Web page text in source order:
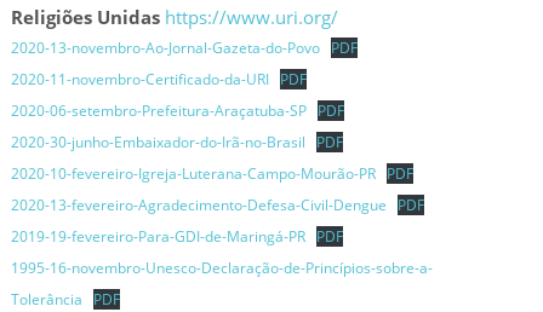
Religiões Unidas https://www.uri.org/
2020-13-novembro-Ao-Jornal-Gazeta-do-Povo PDF
2020-11-novembro-Certificado-da-URI PDF
2020-06-setembro-Prefeitura-Araçatuba-SP PDF
2020-30-junho-Embaixador-do-Irã-no-Brasil
PDF
2020-10-fevereiro-Igreja-Luterana-Campo-Mourão-PR PDF
2020-13-fevereiro-Agradecimento-Defesa-Civil-Dengue
PDF
2019-19-fevereiro-Para-GDI-de-Maringá-PR PDF
1995-16-novembro-Unesco-Declaração-de-Princípios-sobre-a-
Tolerância
PDF